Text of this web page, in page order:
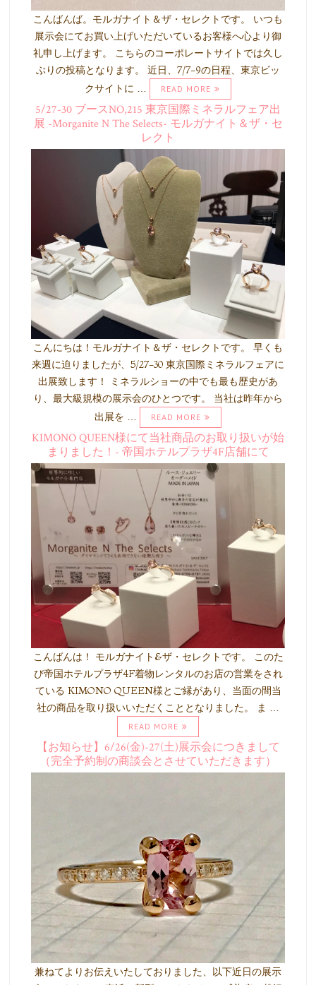
こんばんば。モルガナイト＆ザ・セレクトです。 いつも
展示会にてお買い上げいただいているお客様へ心より御
礼申し上げます。 こちらのコーポレートサイトでは久し
ぶりの投稿となります。 近日、7/7-9の日程、東京ビッ
クサイトに …
READ MORE
5/27-30 ブースNO,215 東京国際ミネラルフェア出
展 -Morganite N The Selects- モルガナイト＆ザ・セ
レクト
こんにちは！モルガナイト＆ザ・セレクトです。 早くも
来週に迫りましたが、5/27-30 東京国際ミネラルフェアに
出展致します！ ミネラルショーの中でも最も歴史があ
り、最大級規模の展示会のひとつです。 当社は昨年から
出展を …
READ MORE
KIMONO QUEEN様にて当社商品のお取り扱いが始
まりました！- 帝国ホテルプラザ4F店舗にて
こんばんは！ モルガナイト&ザ・セレクトです。 このた
び帝国ホテルプラザ4F着物レンタルのお店の営業をされ
ている KIMONO QUEEN様とご縁があり、当面の間当
社の商品を取り扱いいただくこととなりました。 ま …
READ MORE
【お知らせ】6/26(金)-27(土)展示会につきまして
（完全予約制の商談会とさせていただきます）
兼ねてよりお伝えいたしておりました、以下近日の展示